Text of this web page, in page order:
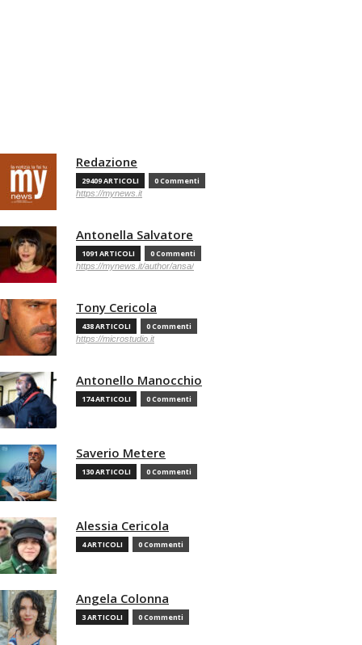
Redazione
29409 ARTICOLI 0 Commenti
https://mynews.it
Antonella Salvatore
1091 ARTICOLI 0 Commenti
https://mynews.it/author/ansa/
Tony Cericola
438 ARTICOLI 0 Commenti
https://microstudio.it
Antonello Manocchio
174 ARTICOLI 0 Commenti
Saverio Metere
130 ARTICOLI 0 Commenti
Alessia Cericola
4 ARTICOLI 0 Commenti
Angela Colonna
3 ARTICOLI 0 Commenti